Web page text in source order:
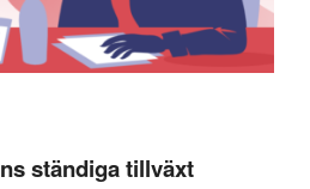
ständiga tillväxt